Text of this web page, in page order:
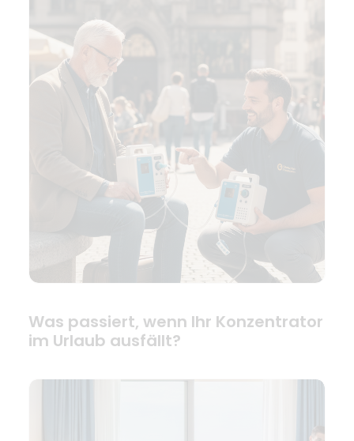
Was passiert, wenn Ihr Konzentrator
im Urlaub ausfällt?